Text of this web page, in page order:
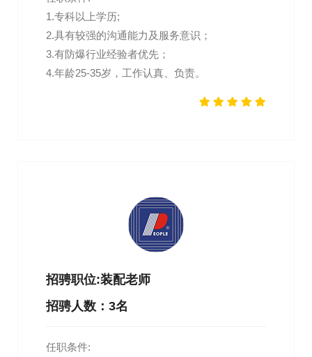
1.专科以上学历;
2.具有较强的沟通能力及服务意识；
3.有防爆行业经验者优先；
4.年龄25-35岁，工作认真、负责。
招骋职位:装配老师
招骋人数：3名
任职条件: